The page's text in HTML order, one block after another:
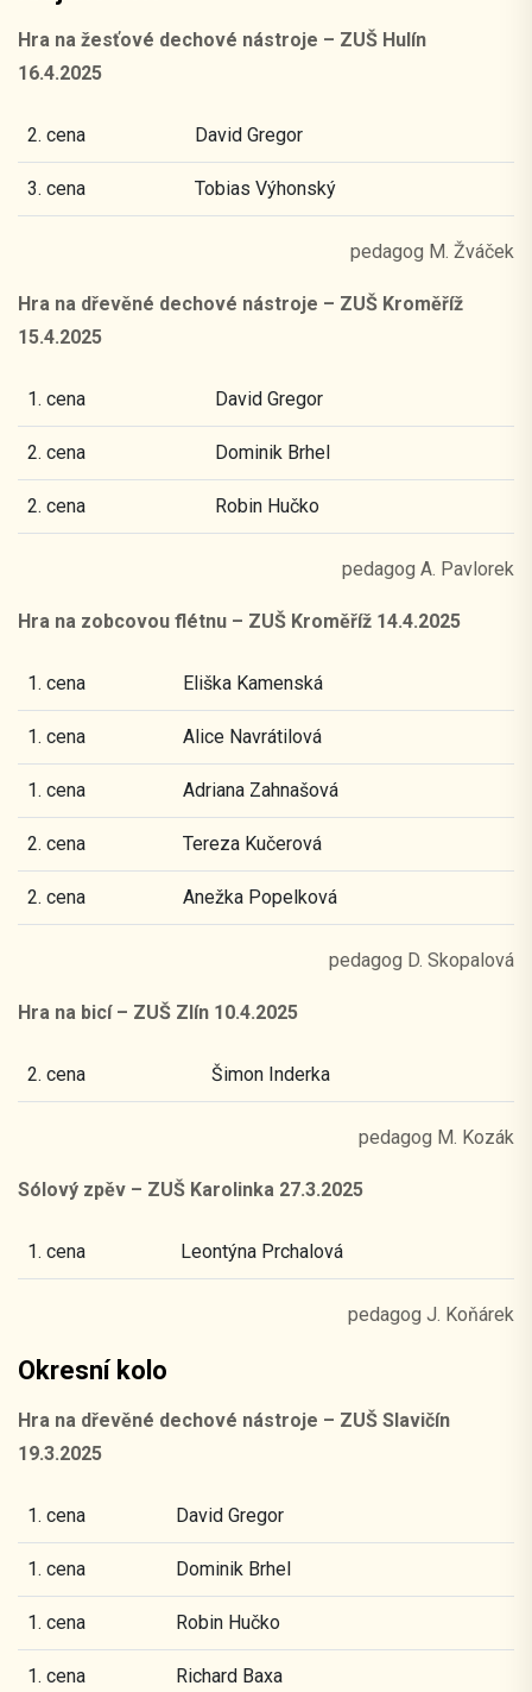
Hra na žesťové dechové nástroje – ZUŠ Hulín
16.4.2025
2. cena David Gregor
3. cena Tobias Výhonský
pedagog M. Žváček
Hra na dřevěné dechové nástroje – ZUŠ Kroměříž
15.4.2025
1. cena David Gregor
2. cena Dominik Brhel
2. cena Robin Hučko
pedagog A. Pavlorek
Hra na zobcovou flétnu – ZUŠ Kroměříž 14.4.2025
1. cena Eliška Kamenská
1. cena Alice Navrátilová
1. cena Adriana Zahnašová
2. cena Tereza Kučerová
2. cena Anežka Popelková
pedagog D. Skopalová
Hra na bicí – ZUŠ Zlín 10.4.2025
2. cena Šimon Inderka
pedagog M. Kozák
Sólový zpěv – ZUŠ Karolinka 27.3.2025
1. cena Leontýna Prchalová
pedagog J. Koňárek
Okresní kolo
Hra na dřevěné dechové nástroje – ZUŠ Slavičín
19.3.2025
1. cena David Gregor
1. cena Dominik Brhel
1. cena Robin Hučko
1. cena Richard Baxa